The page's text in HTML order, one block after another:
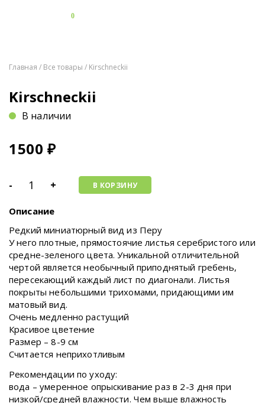
0
Главная / Все товары / Kirschneckii
Kirschneckii
В наличии
1500 ₽
- + В КОРЗИНУ
Описание
Редкий миниатюрный вид из Перу
У него плотные, прямостоячие листья серебристого или
средне-зеленого цвета. Уникальной отличительной
чертой является необычный приподнятый гребень,
пересекающий каждый лист по диагонали. Листья
покрыты небольшими трихомами, придающими им
матовый вид.
Очень медленно растущий
Красивое цветение
Размер – 8-9 см
Считается неприхотливым
Рекомендации по уходу:
вода – умеренное опрыскивание раз в 2-3 дня при
низкой/средней влажности. Чем выше влажность